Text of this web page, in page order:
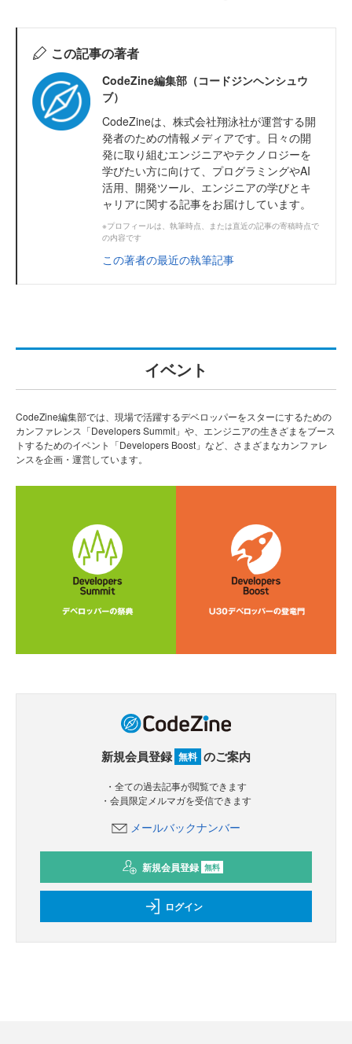
この記事の著者
CodeZine編集部（コードジンヘンシュウ
ブ）
CodeZineは、株式会社翔泳社が運営する開
発者のための情報メディアです。日々の開
発に取り組むエンジニアやテクノロジーを
学びたい方に向けて、プログラミングやAI
活用、開発ツール、エンジニアの学びとキ
ャリアに関する記事をお届けしています。
※プロフィールは、執筆時点、または直近の記事の寄稿時点で
の内容です
この著者の最近の執筆記事
イベント
CodeZine編集部では、現場で活躍するデベロッパーをスターにするための
カンファレンス「Developers Summit」や、エンジニアの生きざまをブース
トするためのイベント「Developers Boost」など、さまざまなカンファレ
ンスを企画・運営しています。
新規会員登録 無料 のご案内
・全ての過去記事が閲覧できます
・会員限定メルマガを受信できます
メールバックナンバー
新規会員登録 無料
ログイン